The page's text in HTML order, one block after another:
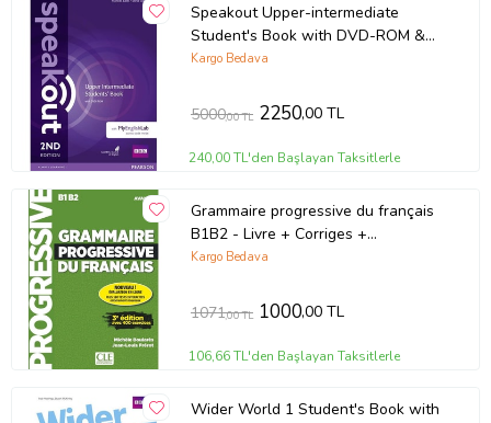
Speakout Upper-intermediate
Student's Book with DVD-ROM &
MyEnglishLab access code inside
Kargo Bedava
5000,00 TL 2250,00 TL
240,00 TL'den Başlayan Taksitlerle
Grammaire progressive du français
B1B2 - Livre + Corriges +
Downloadable CD
Kargo Bedava
1071,00 TL 1000,00 TL
106,66 TL'den Başlayan Taksitlerle
Wider World 1 Student's Book with